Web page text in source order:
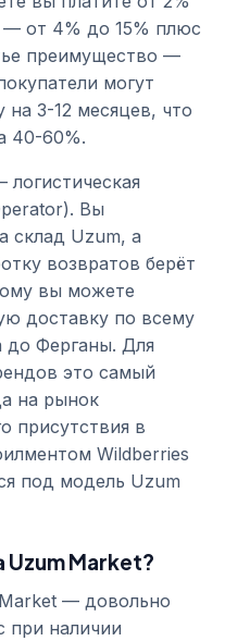
— от 4% до 15% плюс
преимущество —
могут
на 3-12 месяцев, что
40-60%.
Вы
склад Uzum, а
возвратов берёт
вы можете
доставку по всему
до Ферганы. Для
это самый
на рынок
присутствия в
Wildberries
под модель Uzum
Uzum Market?
— довольно
при наличии